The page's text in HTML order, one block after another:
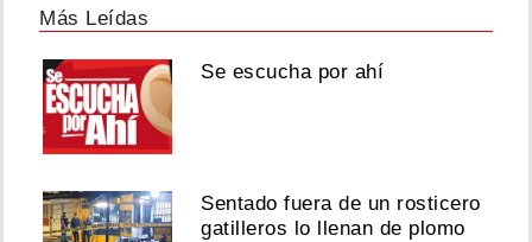
Más Leídas
Se escucha por ahí
Sentado fuera de un rosticero
gatilleros lo llenan de plomo